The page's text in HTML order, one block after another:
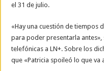
el 31 de julio.
«Hay una cuestión de tiempos
para poder presentarla
telefónicas a LN+. Sobre los
que «Patricia spoileó lo que va